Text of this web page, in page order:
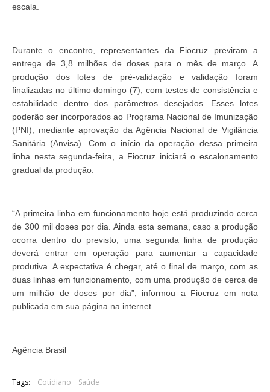
escala.
Durante o encontro, representantes da Fiocruz previram a
entrega de 3,8 milhões de doses para o mês de março. A
produção dos lotes de pré-validação e validação foram
finalizadas no último domingo (7), com testes de consistência e
estabilidade dentro dos parâmetros desejados. Esses lotes
poderão ser incorporados ao Programa Nacional de Imunização
(PNI), mediante aprovação da Agência Nacional de Vigilância
Sanitária (Anvisa). Com o início da operação dessa primeira
linha nesta segunda-feira, a Fiocruz iniciará o escalonamento
gradual da produção.
“A primeira linha em funcionamento hoje está produzindo cerca
de 300 mil doses por dia. Ainda esta semana, caso a produção
ocorra dentro do previsto, uma segunda linha de produção
deverá entrar em operação para aumentar a capacidade
produtiva. A expectativa é chegar, até o final de março, com as
duas linhas em funcionamento, com uma produção de cerca de
um milhão de doses por dia”, informou a Fiocruz em nota
publicada em sua página na internet.
Agência Brasil
Tags: Cotidiano Saúde